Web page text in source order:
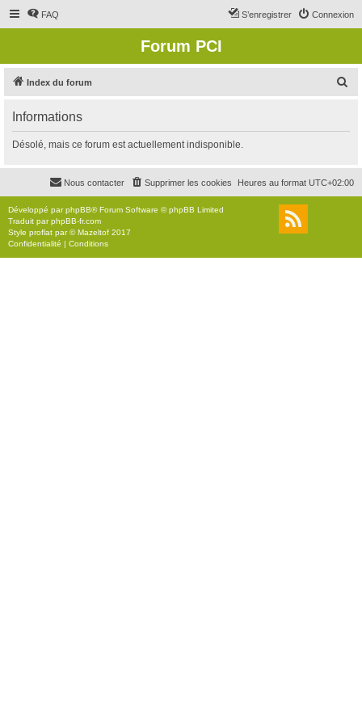
FAQ Connexion
S’enregistrer
Forum PCI
Index du forum
r
c
r
Informations
Désolé, mais ce forum est actuellement indisponible.
Heures au format UTC+02:00
Supprimer les cookies
Nous contacter
Développé parphpBB® Forum Software © phpBB Limited
Traduit parphpBB-fr.com
Style proflat par ©Mazeltof 2017
Confidentialité | Conditions